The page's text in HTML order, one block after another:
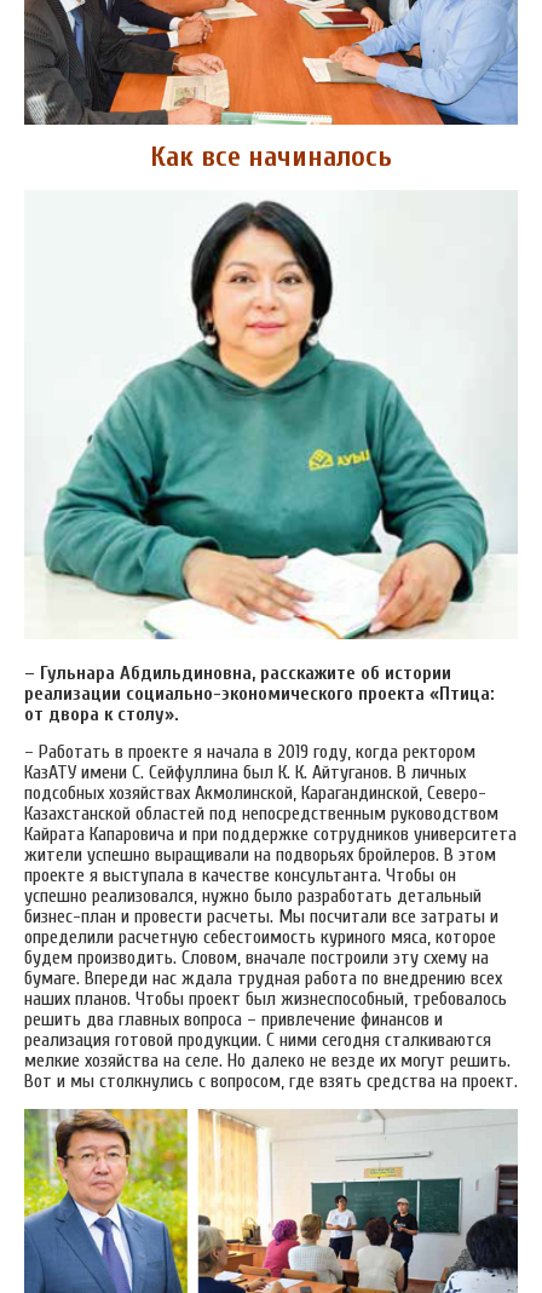
Как все начиналось
– Гульнара Абдильдиновна, расскажите об истории
реализации социально-экономического проекта «Птица:
от двора к столу».
– Работать в проекте я начала в 2019 году, когда ректором
КазАТУ имени С. Сейфуллина был К. К. Айтуганов. В личных
подсобных хозяйствах Акмолинской, Карагандинской, Северо-
Казахстанской областей под непосредственным руководством
Кайрата Капаровича и при поддержке сотрудников университета
жители успешно выращивали на подворьях бройлеров. В этом
проекте я выступала в качестве консультанта. Чтобы он
успешно реализовался, нужно было разработать детальный
бизнес-план и провести расчеты. Мы посчитали все затраты и
определили расчетную себестоимость куриного мяса, которое
будем производить. Словом, вначале построили эту схему на
бумаге. Впереди нас ждала трудная работа по внедрению всех
наших планов. Чтобы проект был жизнеспособный, требовалось
решить два главных вопроса – привлечение финансов и
реализация готовой продукции. С ними сегодня сталкиваются
мелкие хозяйства на селе. Но далеко не везде их могут решить.
Вот и мы столкнулись с вопросом, где взять средства на проект.